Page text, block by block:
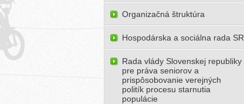
Organizačná štruktúra
Hospodárska a sociálna rada SR
Rada vlády Slovenskej republiky
pre práva seniorov a
prispôsobovanie verejných
politík procesu starnutia
populácie